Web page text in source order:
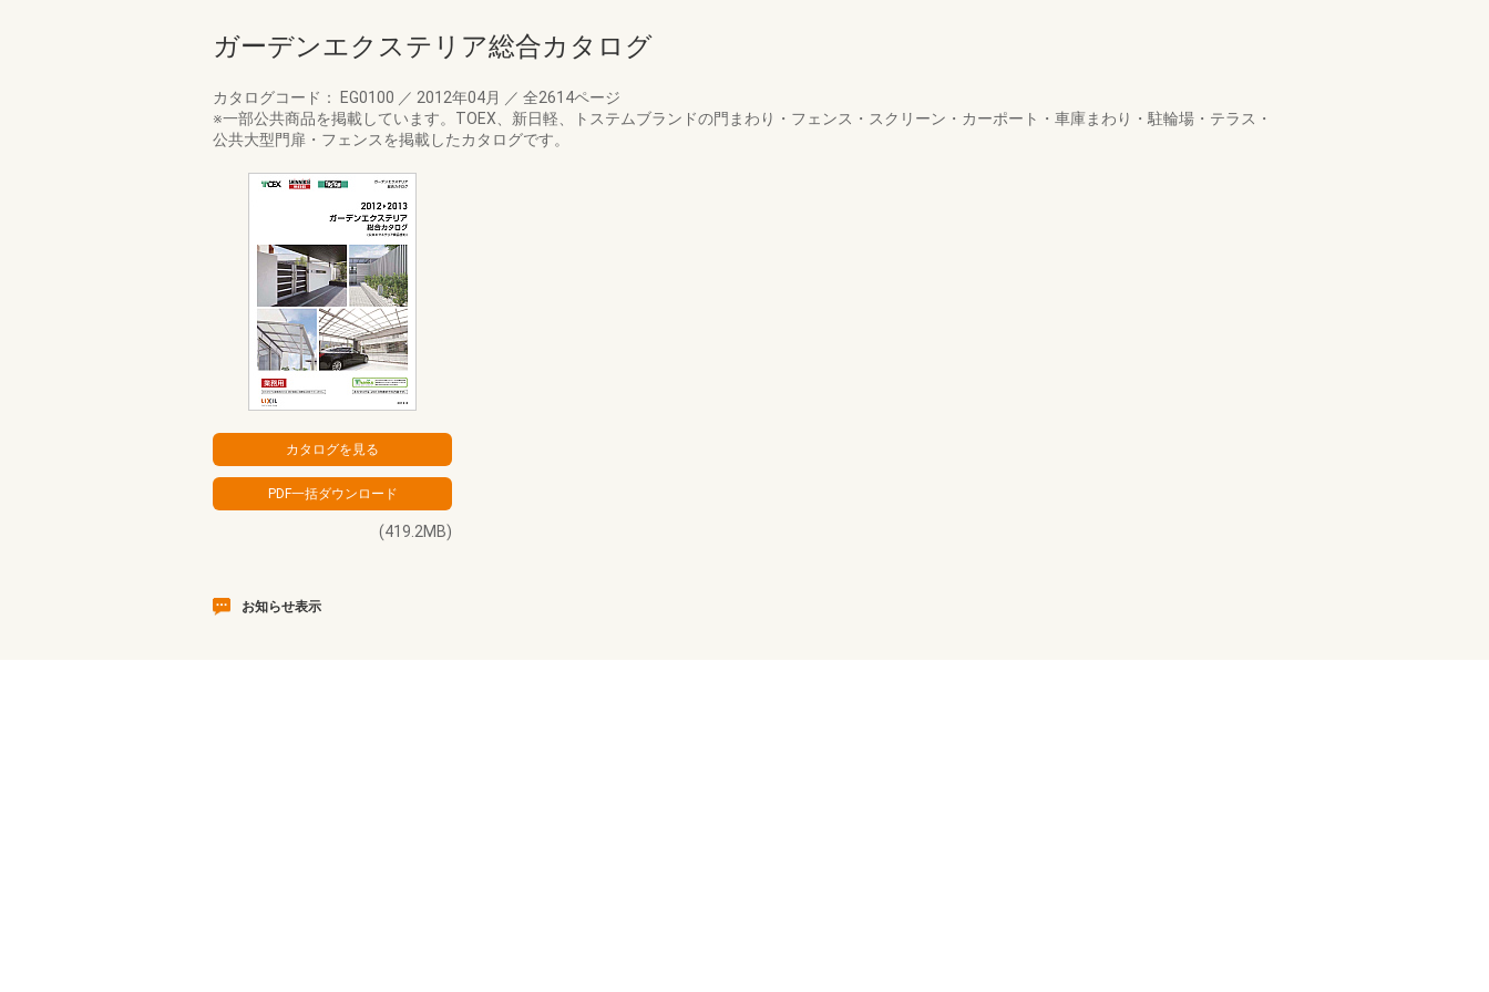
ガーデンエクステリア総合カタログ
カタログコード： EG0100 ／ 2012年04月 ／ 全2614ページ
※一部公共商品を掲載しています。TOEX、新日軽、トステムブランドの門まわり・フェンス・スクリーン・カーポート・車庫まわり・駐輪場・テラス・
公共大型門扉・フェンスを掲載したカタログです。
(419.2MB)
お知らせ表示